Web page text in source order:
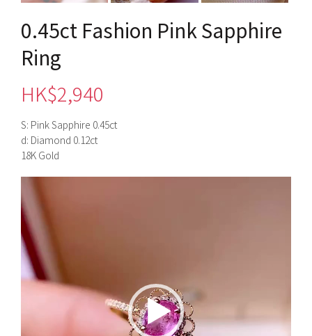
0.45ct Fashion Pink Sapphire
Ring
HK$2,940
S: Pink Sapphire 0.45ct
d: Diamond 0.12ct
18K Gold
訊
播
放
器